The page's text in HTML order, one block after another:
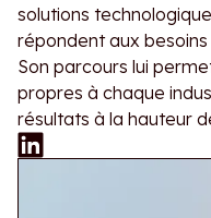
solutions
répondent aux
Son parcours lui
propres à chaque
résultats à la hauteur